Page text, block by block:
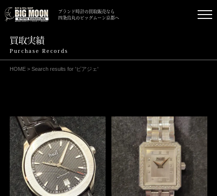
ブランド時計の買取販売なら
四条烏丸のビッグムーン京都へ
買取実績
Purchase Records
HOME > Search results for 'ピアジェ'